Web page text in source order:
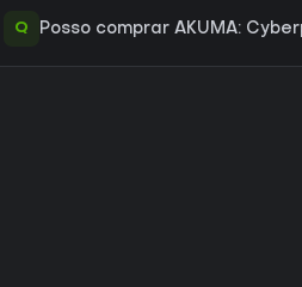
Q Posso comprar AKUMA: